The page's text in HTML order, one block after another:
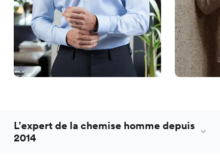
L'expert de la chemise homme depuis
2014